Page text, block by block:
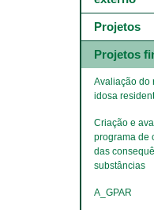
e
níveis
Projetos
Projetos
​​​​​​​Avaliação do
idosa
Criação e
programa de
das
substâncias
A_GPAR